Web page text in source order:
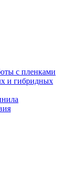
с пленками
и гибридных